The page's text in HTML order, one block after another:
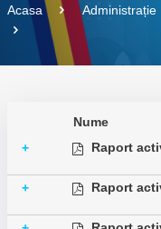
Acasa Administrație
Nume
+
Raport
+ Raport